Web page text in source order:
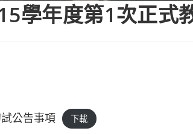
學年度第1次正
公告事項 下載